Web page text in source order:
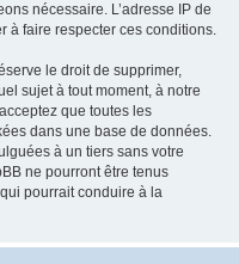
nécessaire. L’adresse IP de
à faire respecter ces conditions.
le droit de supprimer,
sujet à tout moment, à notre
que toutes les
dans une base de données.
à un tiers sans votre
ne pourront être tenus
pourrait conduire à la